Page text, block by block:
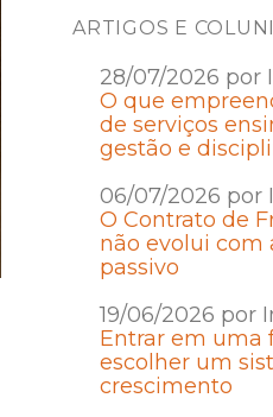
ARTIGOS E
28/07/2026 por
O que
de serviços
gestão e
06/07/2026 por
O Contrato de
não evolui com
passivo
19/06/2026 por
Entrar em uma
escolher um
crescimento